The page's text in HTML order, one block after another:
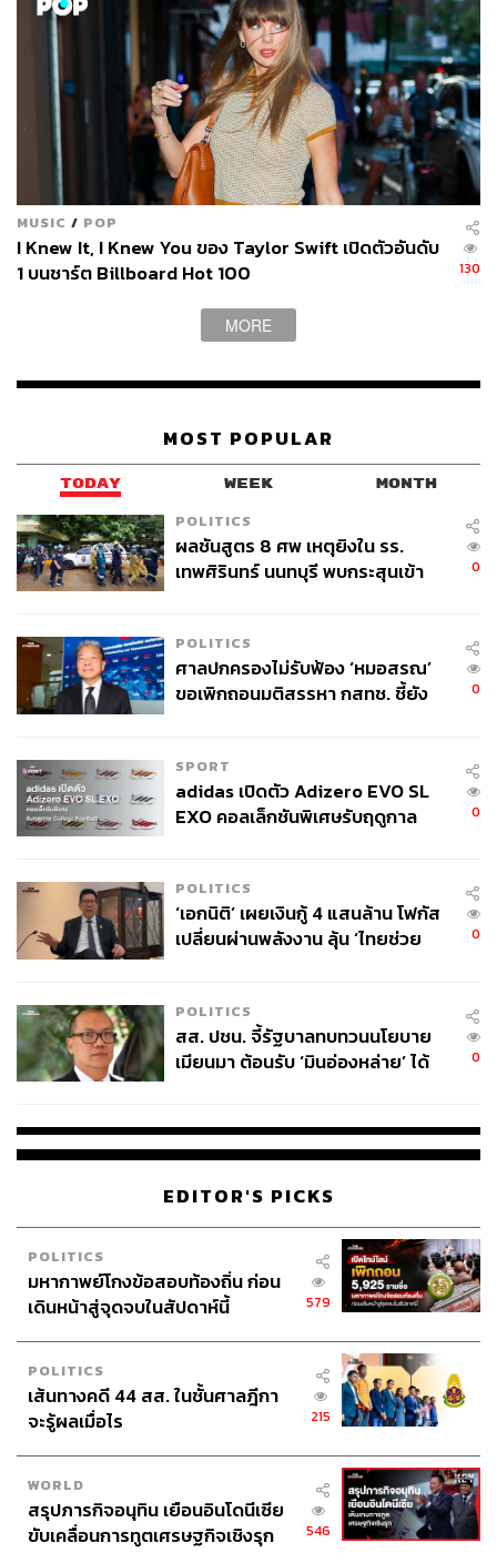
MUSIC / POP
I Knew It, I Knew You ของ Taylor Swift เปิดตัวอันดับ
1 บนชาร์ต Billboard Hot 100
130
MORE
MOST POPULAR
TODAY WEEK MONTH
POLITICS
ผลชันสูตร 8 ศพ เหตุยิงใน รร.
เทพศิรินทร์ นนทบุรี พบกระสุนเข้า
0
POLITICS
ศาลปกครองไม่รับฟ้อง ‘หมอสรณ’
ขอเพิกถอนมติสรรหา กสทช. ชี้ยัง
0
SPORT
adidas เปิดตัว Adizero EVO SL
EXO คอลเล็กชันพิเศษรับฤดูกาล
0
POLITICS
‘เอกนิติ’ เผยเงินกู้ 4 แสนล้าน โฟกัส
เปลี่ยนผ่านพลังงาน ลุ้น ‘ไทยช่วย
0
POLITICS
สส. ปชน. จี้รัฐบาลทบทวนนโยบาย
เมียนมา ต้อนรับ ‘มินอ่องหล่าย’ ได้
0
EDITOR'S PICKS
POLITICS
มหากาพย์โกงข้อสอบท้องถิ่น ก่อน
เดินหน้าสู่จุดจบในสัปดาห์นี้
579
POLITICS
เส้นทางคดี 44 สส. ในชั้นศาลฎีกา
จะรู้ผลเมื่อไร
215
WORLD
สรุปภารกิจอนุทิน เยือนอินโดนีเซีย
ขับเคลื่อนการทูตเศรษฐกิจเชิงรุก
546